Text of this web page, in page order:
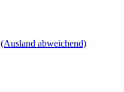
(Ausland abweichend)